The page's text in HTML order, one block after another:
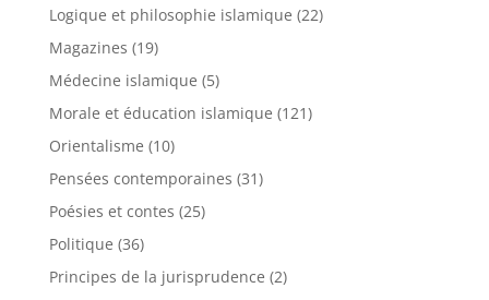
Logique et philosophie islamique (22)
Magazines (19)
Médecine islamique (5)
Morale et éducation islamique (121)
Orientalisme (10)
Pensées contemporaines (31)
Poésies et contes (25)
Politique (36)
Principes de la jurisprudence (2)